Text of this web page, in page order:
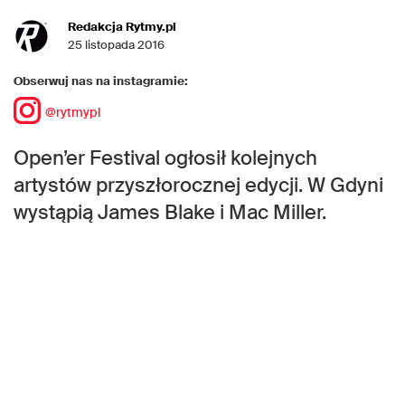
Redakcja Rytmy.pl
25 listopada 2016
Obserwuj nas na instagramie:
@rytmypl
Open’er Festival ogłosił kolejnych
artystów przyszłorocznej edycji. W Gdyni
wystąpią James Blake i Mac Miller.